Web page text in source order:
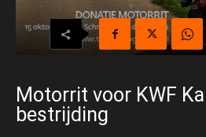
Motorrit voor KWF
bestrijding